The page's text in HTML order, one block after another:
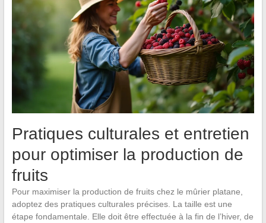
Pratiques culturales et entretien
pour optimiser la production de
fruits
Pour maximiser la production de fruits chez le mûrier platane,
adoptez des pratiques culturales précises. La taille est une
étape fondamentale. Elle doit être effectuée à la fin de l’hiver, de